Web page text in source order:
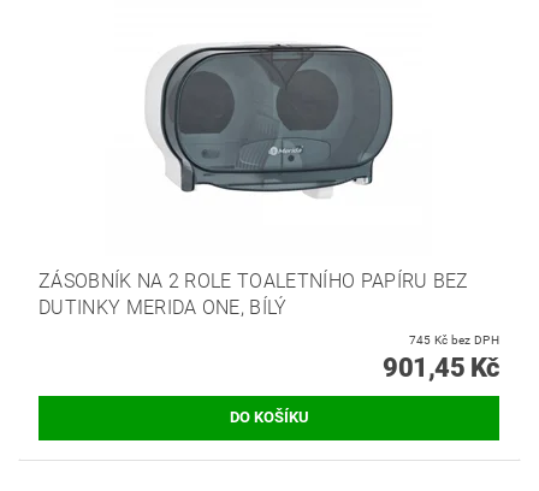
ZÁSOBNÍK NA 2 ROLE TOALETNÍHO PAPÍRU BEZ
DUTINKY MERIDA ONE, BÍLÝ
745 Kč bez DPH
901,45 Kč